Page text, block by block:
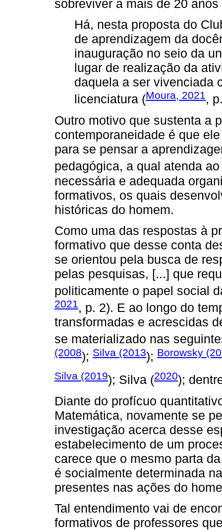
sobreviver a mais de 20
Há, nesta proposta do
de aprendizagem da
inauguração no seio da
lugar de realização da
daquela a ser vivenciada
licenciatura (Moura, 2021,
Outro motivo que sustenta a
contemporaneidade é que
para se pensar a
pedagógica, a qual atenda
necessária e adequada
formativos, os quais
históricas do homem.
Como uma das respostas à
formativo que desse conta
se orientou pela busca de
pelas pesquisas, [...] que
politicamente o papel social
2021, p. 2). E ao longo do
transformadas e acrescidas
se materializado nas
(2008); Silva (2013); Borowsky
Silva (2019); Silva (2020);
Diante do profícuo
Matemática, novamente se
investigação acerca desse
estabelecimento de um
carece que o mesmo parta
é socialmente determinada
presentes nas ações do
Tal entendimento vai de
formativos de professores